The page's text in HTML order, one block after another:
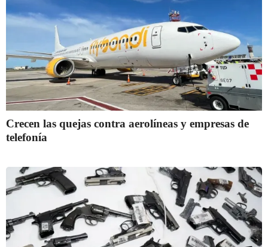
Crecen las quejas contra aerolíneas y empresas de
telefonía